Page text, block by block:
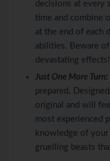
decisions at every
time and combine
at the end of each
abilities. Beware
devastating effects!
Just One More Turn:
prepared.
original and will
most experienced
knowledge of
gruelling beasts